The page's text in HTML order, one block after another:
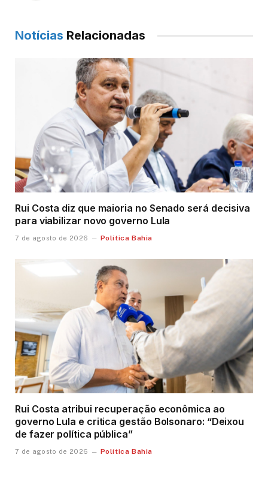
Notícias Relacionadas
Rui Costa diz que maioria no Senado será decisiva
para viabilizar novo governo Lula
7 de agosto de 2026 Política Bahia
Rui Costa atribui recuperação econômica ao
governo Lula e critica gestão Bolsonaro: “Deixou
de fazer política pública”
7 de agosto de 2026 Política Bahia